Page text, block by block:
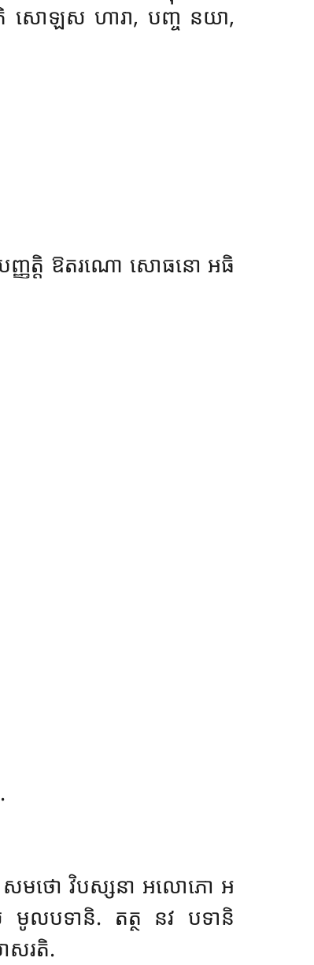
សោឡស ហារា, បញ្ច នយា,
បញ្ញត្តិ ឱតរណោ សោធនោ អធិ
សមថោវិបស្សនា អលោភោ អ
មូលបទានិ. តត្ថ នវ បទានិ
សរតិ.